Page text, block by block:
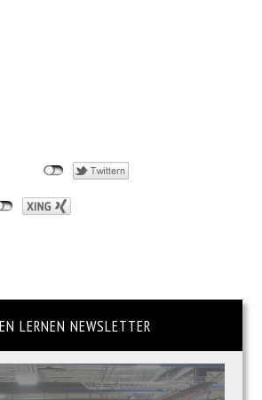
LERNEN NEWSLETTER